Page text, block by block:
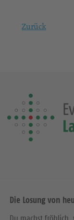
Zurück
Die Losung von